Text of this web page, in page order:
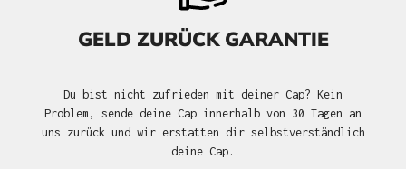
GELD ZURÜCK GARANTIE
Du bist nicht zufrieden mit deiner Cap? Kein
Problem, sende deine Cap innerhalb von 30 Tagen an
uns zurück und wir erstatten dir selbstverständlich
deine Cap.